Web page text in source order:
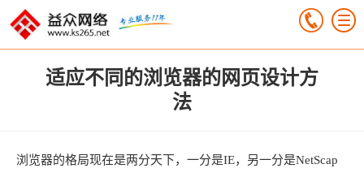
适应不同的浏览器的网页设计方
法
浏览器的格局现在是两分天下，一分是IE，另一分是NetScap